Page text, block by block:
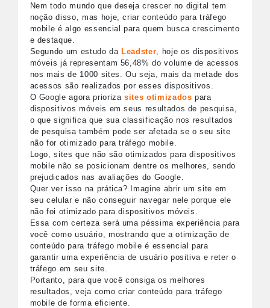
Nem todo mundo que deseja crescer no digital tem
noção disso, mas hoje, criar conteúdo para tráfego
mobile é algo essencial para quem busca crescimento
e destaque.
Segundo um estudo daLeadster , hoje os dispositivos
móveis já representam 56,48% do volume de acessos
nos mais de 1000 sites. Ou seja, mais da metade dos
acessos são realizados por esses dispositivos.
O Google agora priorizasites otimizados para
dispositivos móveis em seus resultados de pesquisa,
o que significa que sua classificação nos resultados
de pesquisa também pode ser afetada se o seu site
não for otimizado para tráfego mobile.
Logo, sites que não são otimizados para dispositivos
mobile não se posicionam dentre os melhores, sendo
prejudicados nas avaliações do Google.
Quer ver isso na prática? Imagine abrir um site em
seu celular e não conseguir navegar nele porque ele
não foi otimizado para dispositivos móveis.
Essa com certeza será uma péssima experiência para
você como usuário, mostrando que a otimização de
conteúdo para tráfego mobile é essencial para
garantir uma experiência de usuário positiva e reter o
tráfego em seu site.
Portanto, para que você consiga os melhores
resultados, veja como criar conteúdo para tráfego
mobile de forma eficiente.